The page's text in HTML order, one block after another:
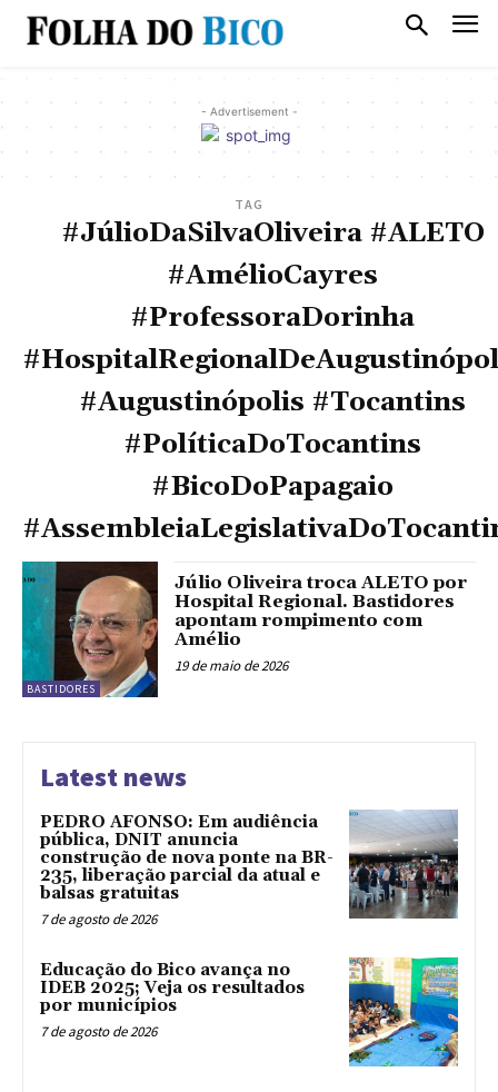
- Advertisement -
TAG
#JúlioDaSilvaOliveira #ALETO
#AmélioCayres
#ProfessoraDorinha
#Augustinópolis #Tocantins
#PolíticaDoTocantins
#BicoDoPapagaio
BASTIDORES
Júlio Oliveira troca ALETO por
Hospital Regional. Bastidores
apontam rompimento com
Amélio
19 de maio de 2026
Latest news
PEDRO AFONSO: Em audiência
pública, DNIT anuncia
construção de nova ponte na BR-
235, liberação parcial da atual e
balsas gratuitas
7 de agosto de 2026
Educação do Bico avança no
IDEB 2025; Veja os resultados
por municípios
7 de agosto de 2026